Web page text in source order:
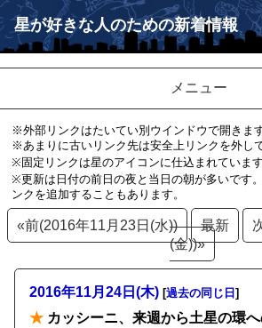
星が好きな人のための新着情報
メニュー
※外部リンクはたいてい別ウインドウで開きます
※あまりに古いリンク先は安全上リンクを外し
※固定リンクは星のアイコンに仕込まれています
※更新は日付の前日の夜と当日の朝が多いです
ンクを追加することもあります。
«前(2016年11月23日(水)) 最新
(金))»
2016年11月24日(木) [過去の同じ日 ]
★ カッシーニ、来週から土星の環